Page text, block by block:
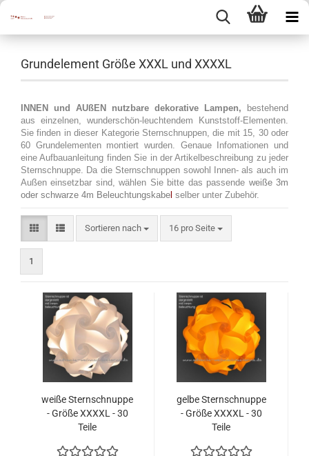
Grundelement Größe XXXL und XXXXL
INNEN und AUßEN nutzbare dekorative Lampen, bestehend
aus einzelnen, wunderschön-leuchtendem Kunststoff-Elementen.
Sie finden in dieser Kategorie Sternschnuppen, die mit 15, 30 oder
60 Grundelementen montiert wurden. Genaue Infomationen und
eine Aufbauanleitung finden Sie in der Artikelbeschreibung zu jeder
Sternschnuppe. Da die Sternschnuppen sowohl Innen- als auch im
Außen einsetzbar sind, wählen Sie bitte das passende weiße 3m
oder schwarze 4m Beleuchtungskabe selber unter Zubehör.
Sortieren nach
Sortieren nach 16 pro Seite
pro Seite
1
weiße Sternschnuppe
- Größe XXXXL - 30
Teile
gelbe Sternschnuppe
- Größe XXXXL - 30
Teile